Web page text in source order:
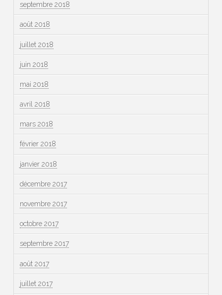
septembre 2018
août 2018
juillet 2018
juin 2018
mai 2018
avril 2018
mars 2018
février 2018
janvier 2018
décembre 2017
novembre 2017
octobre 2017
septembre 2017
août 2017
juillet 2017